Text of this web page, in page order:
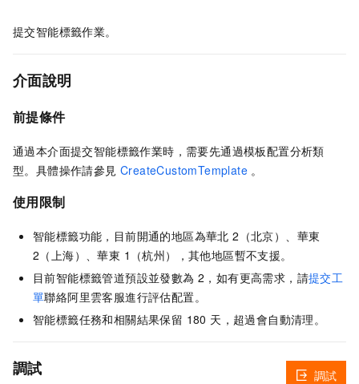
提交智能標籤作業。
介面說明
前提條件
通過本介面提交智能標籤作業時，需要先通過模板配置分析類
型。具體操作請參見 CreateCustomTemplate 。
使用限制
智能標籤功能，目前開通的地區為華北 2（北京）、華東
2（上海）、華東 1（杭州），其他地區暫不支援。
目前智能標籤管道預設並發數為 2，如有更高需求，請提交工
單聯絡阿里雲客服進行評估配置。
智能標籤任務和相關結果保留 180 天，超過會自動清理。
調試 調試